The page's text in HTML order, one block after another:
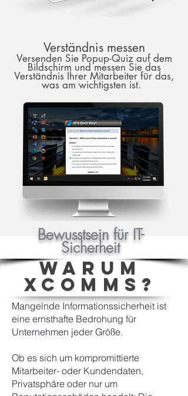
Verständnis messen
Versenden Sie Popup-Quiz auf dem
Bildschirm und messen Sie das
Verständnis Ihrer Mitarbeiter für das,
was am wichtigsten ist.
Bewusstsein für IT-
Sicherheit
Mangelnde Informationssicherheit ist
eine ernsthafte Bedrohung für
Unternehmen jeder Größe.
Ob es sich um kompromittierte
Mitarbeiter- oder Kundendaten,
Privatsphäre oder nur um
WARUM
XCOMMS?